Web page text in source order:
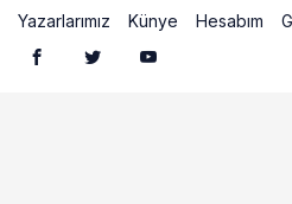
Yazarlarımız Künye Hesabım